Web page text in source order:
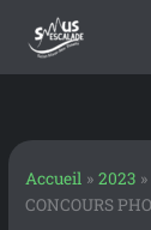
principal
contenu
Accueil 2023
CONCOURS